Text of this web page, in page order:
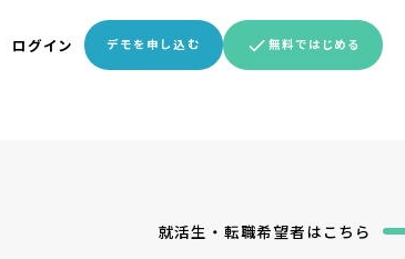
ログイン デモを申し込む 無料ではじめる
就活生・転職希望者はこちら